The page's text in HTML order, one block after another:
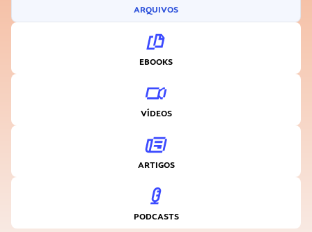
ARQUIVOS
EBOOKS
VÍDEOS
ARTIGOS
PODCASTS